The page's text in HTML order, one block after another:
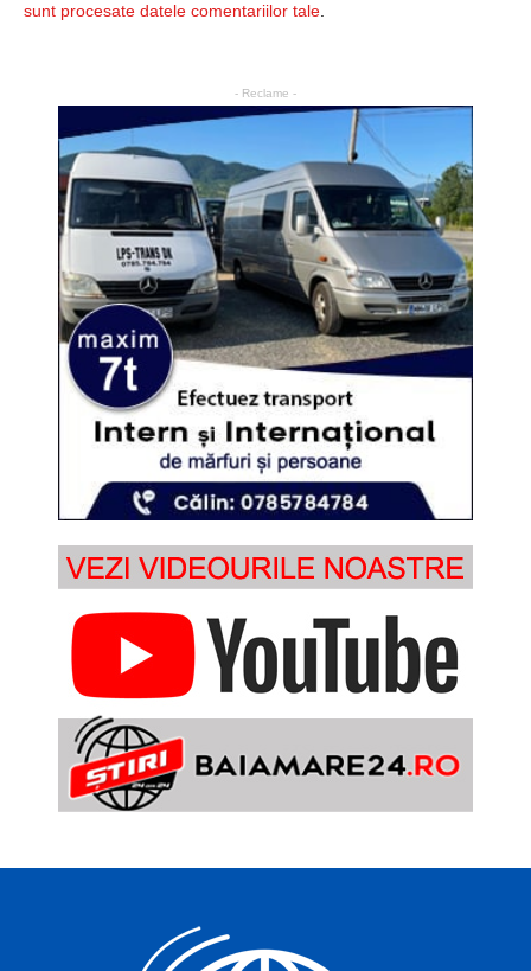
sunt procesate datele comentariilor tale
- Reclame -